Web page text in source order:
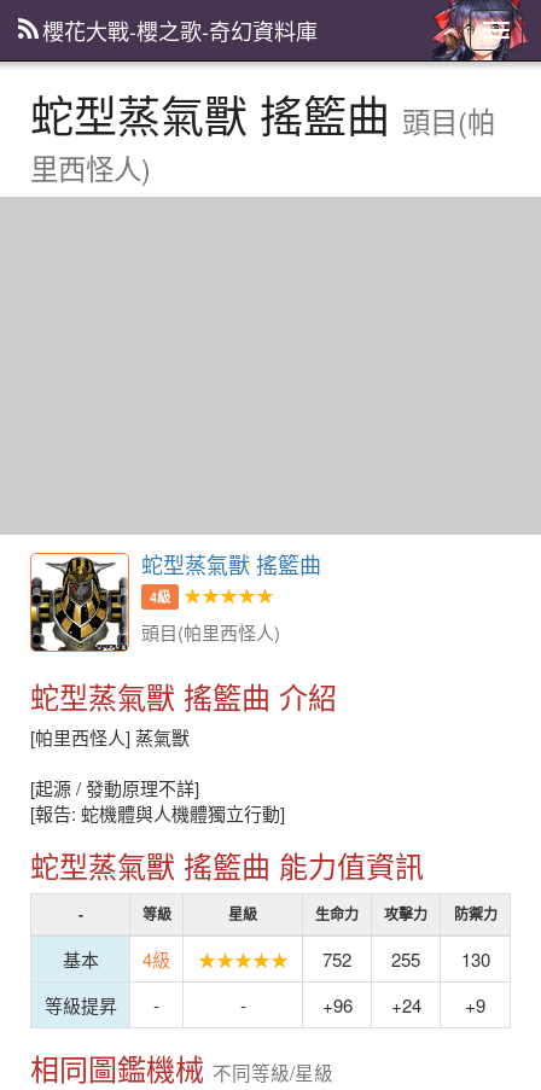
主
選
櫻花大戰-櫻之歌-奇幻資料庫
蛇型蒸氣獸 搖籃曲 頭目(帕
里西怪人)
蛇型蒸氣獸 搖籃曲
4級
★★★★★
頭目(帕里西怪人)
蛇型蒸氣獸 搖籃曲 介紹
[帕里西怪人] 蒸氣獸
[起源 / 發動原理不詳]
[報告: 蛇機體與人機體獨立行動]
蛇型蒸氣獸 搖籃曲 能力值資訊
- 等級 星級 生命力 攻擊力 防禦力
基本 4級 ★★★★★ 752 255
130
等級提昇
- - +96 +24 +9
相同圖鑑機械 不同等級/星級